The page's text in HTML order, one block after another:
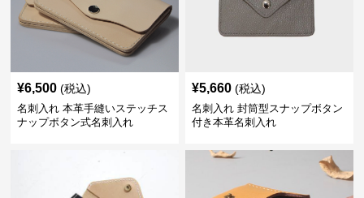
¥6,500 (税込)
名刺入れ 本革手縫いステッチス
ナップボタン式名刺入れ
¥5,660 (税込)
名刺入れ 封筒型スナップボタン
付き本革名刺入れ